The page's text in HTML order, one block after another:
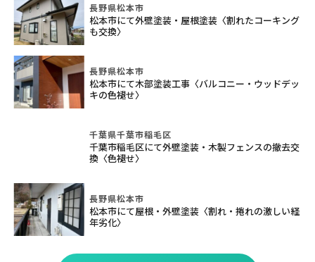
長野県松本市
松本市にて外壁塗装・屋根塗装〈割れたコーキング
も交換〉
長野県松本市
松本市にて木部塗装工事〈バルコニー・ウッドデッ
キの色褪せ〉
千葉県千葉市稲毛区
千葉市稲毛区にて外壁塗装・木製フェンスの撤去交
換〈色褪せ〉
長野県松本市
松本市にて屋根・外壁塗装〈割れ・捲れの激しい経
年劣化〉